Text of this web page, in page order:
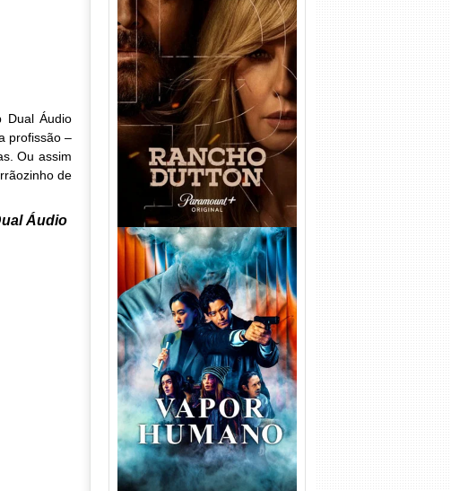
Dual Áudio
profissão –
Ou assim
de
Áudio
Rancho Dutton 1ª
Temporada Torrent (2026)
WEB-DL 1080p Dual Áudio
Vapor Humano 1ª Temporada
Torrent (2026) WEB-DL 1080p
Dual Áudio